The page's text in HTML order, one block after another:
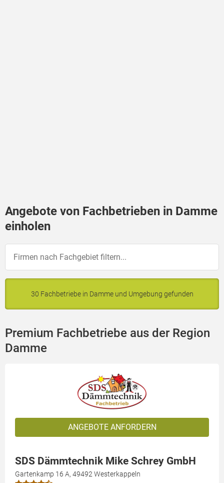
Angebote von Fachbetrieben in Damme
einholen
30 Fachbetriebe in Damme und Umgebung gefunden
Premium Fachbetriebe aus der Region
Damme
ANGEBOTE ANFORDERN
SDS Dämmtechnik Mike Schrey GmbH
Gartenkamp 16 A, 49492 Westerkappeln